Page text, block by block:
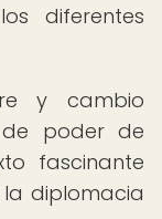
diferentes
y cambio
poder de
fascinante
diplomacia